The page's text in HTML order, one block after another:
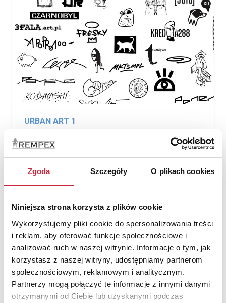
Zgoda Szczegóły O plikach cookies
Niniejsza strona korzysta z plików cookie
Wykorzystujemy pliki cookie do spersonalizowania treści
i reklam, aby oferować funkcje społecznościowe i
analizować ruch w naszej witrynie. Informacje o tym, jak
korzystasz z naszej witryny, udostępniamy partnerom
społecznościowym, reklamowym i analitycznym.
Partnerzy mogą połączyć te informacje z innymi danymi
otrzymanymi od Ciebie lub uzyskanymi podczas
URBAN ART 1
28 maja 2026
lista wyników